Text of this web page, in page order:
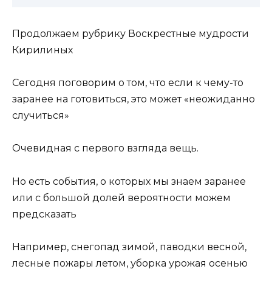
Продолжаем рубрику Воскрестные мудрости
Кирилиных
Сегодня поговорим о том, что если к чему-то
заранее на готовиться, это может «неожиданно
случиться»
Очевидная с первого взгляда вещь.
Но есть события, о которых мы знаем заранее
или с большой долей вероятности можем
предсказать
Например, снегопад зимой, паводки весной,
лесные пожары летом, уборка урожая осенью